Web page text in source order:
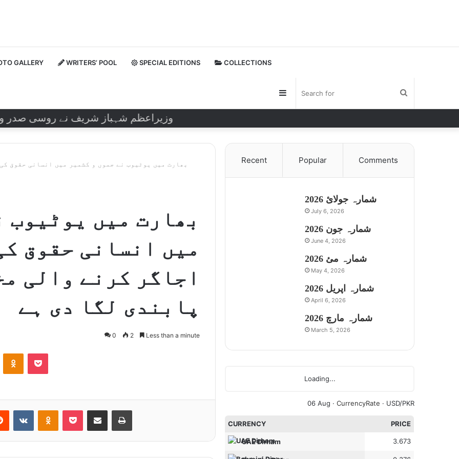
GALLERY WRITERS’ POOL SPECIAL EDITIONS COLLECTIONS
Sidebar
وزیراعظم شہباز شریف نے روسی صدر
بھارت میں یوٹیوب نے جموں و کشمیر میں انسانی حقوق
بھارت میں یوٹیوب
میں انسانی حقوق
اجاگر کرنے والی
پابندی لگا دی ہے
0 2 Less than a minute
Recent Popular Comments
شمارہ جولائ 2026
July 6, 2026
شمارہ جون 2026
June 4, 2026
شمارہ مئ 2026
May 4, 2026
شمارہ اپریل 2026
April 6, 2026
شمارہ مارچ 2026
March 5, 2026
Loading...
06 Aug · CurrencyRate · USD/PKR
CURRENCY PRICE
UAE Dirham 3.673